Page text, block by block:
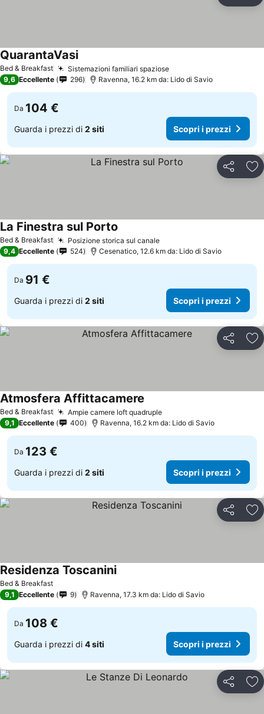
Bed & Breakfast Sistemazioni familiari spazioseScopri i prezzi
QuarantaVasiScopri i prezzi
9,6 Eccellente 296 Ravenna, 16.2 km da: Lido di Savio
Da 104 €
Guarda i prezzi di 2 siti Scopri i prezzi
Condividi
Bed & Breakfast Posizione storica sul canaleScopri i prezzi
La Finestra sul Porto
9,4 Eccellente 524 Cesenatico, 12.6 km da: Lido di Savio
Da 91 €
Guarda i prezzi di 2 siti Scopri i prezzi
Condividi
Bed & Breakfast Ampie camere loft quadrupleScopri i prezzi
Atmosfera Affittacamere
9,1 Eccellente 400 Ravenna, 16.2 km da: Lido di Savio
Da 123 €
Guarda i prezzi di 2 siti Scopri i prezzi
Condividi
Bed & Breakfast
Residenza ToscaniniScopri i prezzi
9,1 Eccellente 9 Ravenna, 17.3 km da: Lido di Savio
Da 108 €
Guarda i prezzi di 4 siti Scopri i prezzi
Condividi